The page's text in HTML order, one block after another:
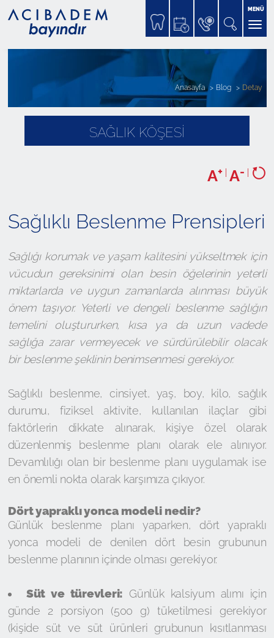
MENÜ
SAĞLIK KÖŞESİ
Anasayfa Blog Detay
A+ | A- |
Sağlıklı Beslenme Prensipleri
Sağlığı korumak ve yaşam kalitesini yükseltmek için
vücudun gereksinimi olan besin öğelerinin yeterli
miktarlarda ve uygun zamanlarda alınması büyük
önem taşıyor. Yeterli ve dengeli beslenme sağlığın
temelini oluştururken, kısa ya da uzun vadede
sağlığa zarar vermeyecek ve sürdürülebilir olacak
bir beslenme şeklinin benimsenmesi gerekiyor.
Sağlıklı beslenme, cinsiyet, yaş, boy, kilo, sağlık
durumu, fiziksel aktivite, kullanılan ilaçlar gibi
faktörlerin dikkate alınarak, kişiye özel olarak
düzenlenmiş beslenme planı olarak ele alınıyor.
Devamlılığı olan bir beslenme planı uygulamak ise
en önemli nokta olarak karşımıza çıkıyor.
Dört yapraklı yonca modeli nedir?
Günlük beslenme planı yaparken, dört yapraklı
yonca modeli de denilen dört besin grubunun
beslenme planının içinde olması gerekiyor.
Süt ve türevleri: Günlük kalsiyum alımı için
günde 2 porsiyon (500 g) tüketilmesi gerekiyor
(kişide süt ve süt ürünleri grubunun kısıtlanması